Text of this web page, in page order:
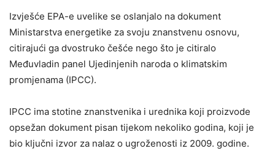
Izvješće EPA-e uvelike se oslanjalo na dokument
Ministarstva energetike za svoju znanstvenu osnovu,
citirajući ga dvostruko češće nego što je citiralo
Međuvladin panel Ujedinjenih naroda o klimatskim
promjenama (IPCC).
IPCC ima stotine znanstvenika i urednika koji proizvode
opsežan dokument pisan tijekom nekoliko godina, koji je
bio ključni izvor za nalaz o ugroženosti iz 2009. godine.